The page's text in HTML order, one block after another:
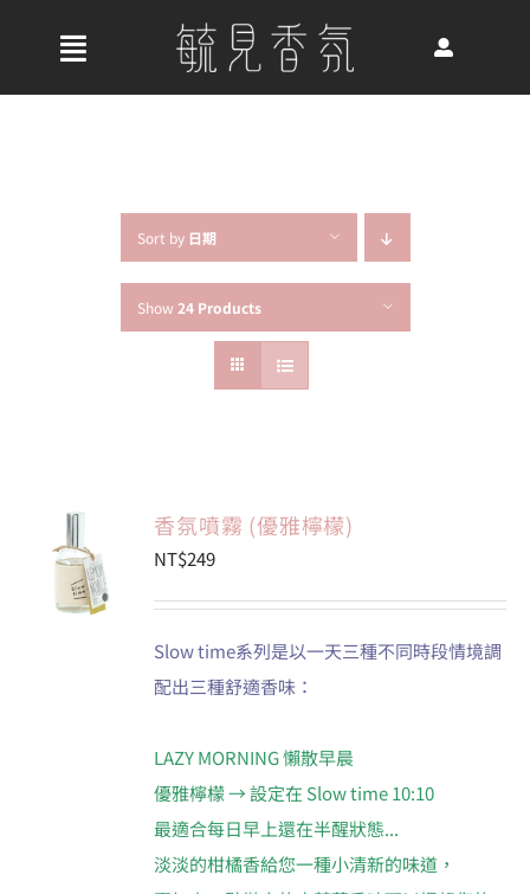
收
關於我們
最新消息
會員專區
Sort by 日期
Show 24 Products
加入購
物車
詳
情
香氛噴霧 (優雅檸檬)
NT$249
Slow time系列是以一天三種不同時段情境調
配出三種舒適香味：
LAZY MORNING 懶散早晨
優雅檸檬 → 設定在 Slow time 10:10
最適合每日早上還在半醒狀態...
淡淡的柑橘香給您一種小清新的味道，